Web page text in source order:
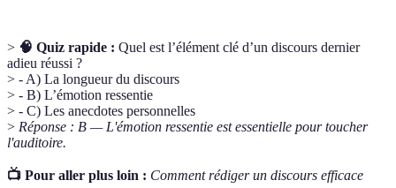
> 🧠 Quiz rapide : Quel est l’élément clé d’un discours dernier
adieu réussi ?
> - A) La longueur du discours
> - B) L’émotion ressentie
> - C) Les anecdotes personnelles
> Réponse : B — L'émotion ressentie est essentielle pour toucher
l'auditoire.
📺 Pour aller plus loin : Comment rédiger un discours efficace